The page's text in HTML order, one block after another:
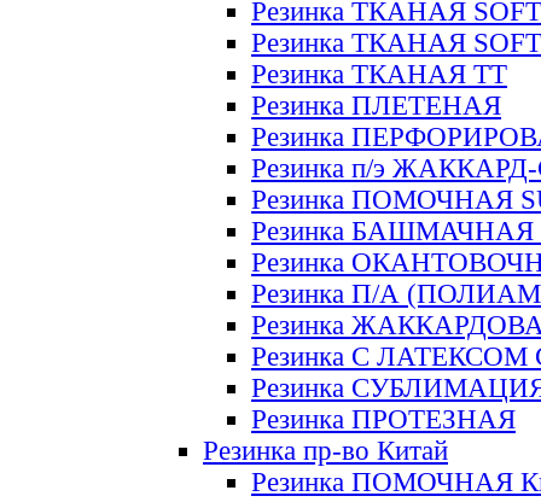
Резинка ТКАНАЯ SOFT
Резинка ТКАНАЯ
Резинка ТКАНАЯ ТТ
Резинка ПЛЕТЕНАЯ
Резинка
Резинка п/э
Резинка ПОМОЧНАЯ
Резинка БАШМАЧНАЯ
Резинка
Резинка П/А
Резинка
Резинка С ЛАТЕКСОМ
Резинка
Резинка ПРОТЕЗНАЯ
Резинка пр-во Китай
Резинка ПОМОЧНАЯ